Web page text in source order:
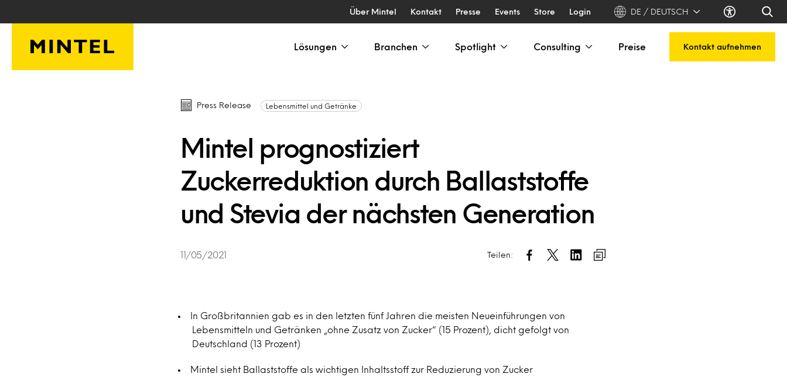
Über Mintel Kontakt Presse Events Store Login DE / DEUTSCH
Lösungen Branchen Spotlight Consulting Preise Kontakt aufnehmen
Press Release Lebensmittel und Getränke
Mintel prognostiziert
Zuckerreduktion durch Ballaststoffe
und Stevia der nächsten Generation
11/05/2021 Teilen:
In Großbritannien gab es in den letzten fünf Jahren die meisten Neueinführungen von
Lebensmitteln und Getränken „ohne Zusatz von Zucker“ (15 Prozent), dicht gefolgt von
Deutschland (13 Prozent)
Mintel sieht Ballaststoffe als wichtigen Inhaltsstoff zur Reduzierung von Zucker